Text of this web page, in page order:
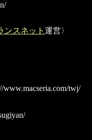
ンスネット 運営〉
www.macseria.com/twj/